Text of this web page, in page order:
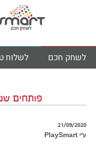
לשלוח לשחק חכם
פותחים
21/09/2020
ע״י PlaySmart